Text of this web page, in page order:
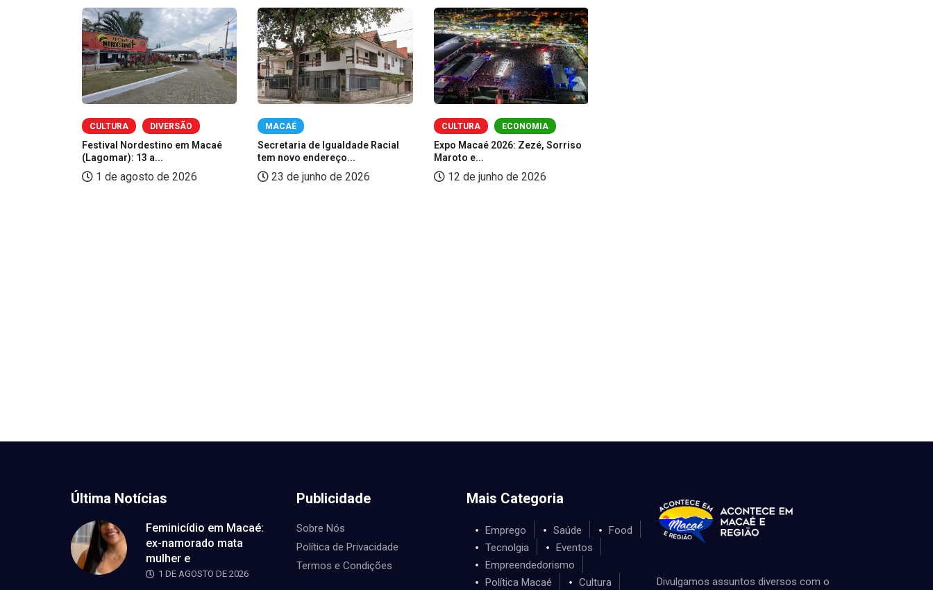
CULTURA DIVERSÃO
Festival Nordestino em Macaé
(Lagomar): 13 a...
1 de agosto de 2026
MACAÉ
Secretaria de Igualdade Racial
tem novo endereço...
23 de junho de 2026
CULTURA ECONOMIA
Expo Macaé 2026: Zezé, Sorriso
Maroto e...
12 de junho de 2026
Última Notícias
Feminicídio em Macaé:
ex-namorado mata
mulher e
1 DE AGOSTO DE 2026
Publicidade
Sobre Nós
Política de Privacidade
Termos e Condições
Mais Categoria
Emprego Saúde
Food
Tecnolgia
Eventos
Empreendedorismo
Política Macaé
Cultura Divulgamos assuntos diversos com o